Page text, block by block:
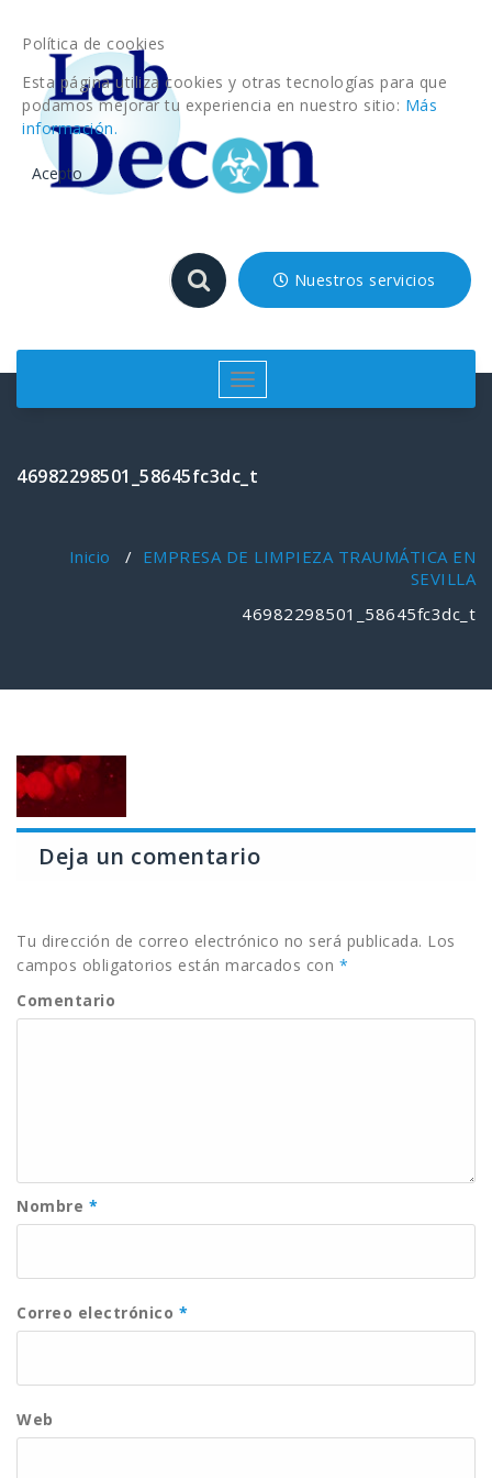
contenido
Nuestros servicios
Cambiar
navegación
46982298501_58645fc3dc_t
Inicio / EMPRESA DE LIMPIEZA TRAUMÁTICA EN
SEVILLA
46982298501_58645fc3dc_t
Deja un comentario
Tu dirección de correo electrónico no será publicada. Los
campos obligatorios están marcados con *
Comentario
Nombre *
Correo electrónico *
Web
Política de cookies
Esta página utiliza cookies y otras tecnologías para que
podamos mejorar tu experiencia en nuestro sitio: Más
información.
Acepto